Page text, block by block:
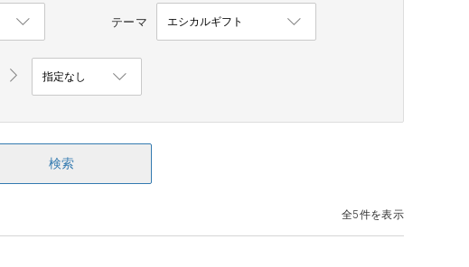
テーマ
検索
全5件を表示